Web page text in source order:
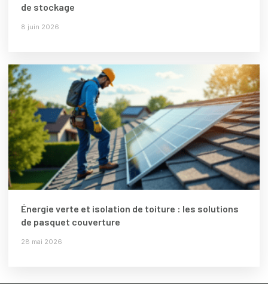
de stockage
8 juin 2026
Énergie verte et isolation de toiture : les solutions
de pasquet couverture
28 mai 2026